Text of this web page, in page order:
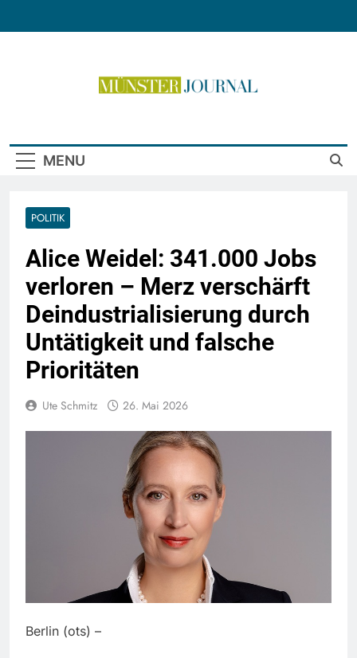
MENU
POLITIK
Alice Weidel: 341.000 Jobs
verloren – Merz verschärft
Deindustrialisierung durch
Untätigkeit und falsche
Prioritäten
Ute Schmitz 26. Mai 2026
Berlin (ots) –